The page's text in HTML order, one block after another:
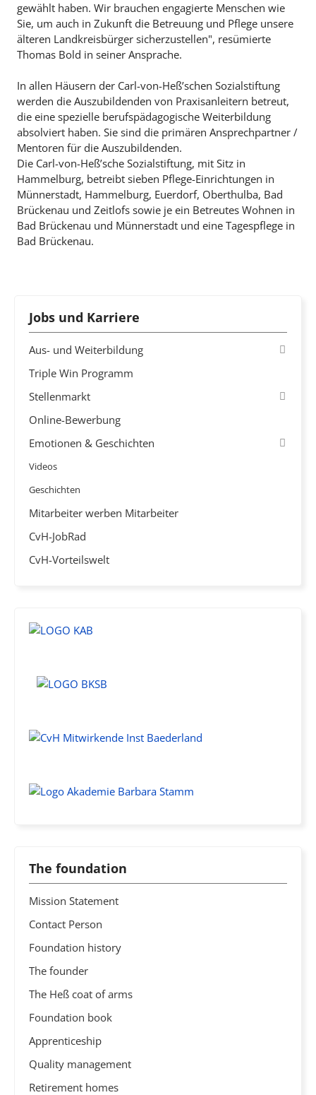
gewählt haben. Wir brauchen engagierte Menschen wie
Sie, um auch in Zukunft die Betreuung und Pflege unsere
älteren Landkreisbürger sicherzustellen", resümierte
Thomas Bold in seiner Ansprache.
In allen Häusern der Carl-von-Heß’schen Sozialstiftung
werden die Auszubildenden von Praxisanleitern betreut,
die eine spezielle berufspädagogische Weiterbildung
absolviert haben. Sie sind die primären Ansprechpartner /
Mentoren für die Auszubildenden.
Die Carl-von-Heß’sche Sozialstiftung, mit Sitz in
Hammelburg, betreibt sieben Pflege-Einrichtungen in
Münnerstadt, Hammelburg, Euerdorf, Oberthulba, Bad
Brückenau und Zeitlofs sowie je ein Betreutes Wohnen in
Bad Brückenau und Münnerstadt und eine Tagespflege in
Bad Brückenau.
Jobs und Karriere
Aus- und Weiterbildung
Triple Win Programm
Stellenmarkt
Online-Bewerbung
Emotionen & Geschichten
Videos
Geschichten
Mitarbeiter werben Mitarbeiter
CvH-JobRad
CvH-Vorteilswelt
The foundation
Mission Statement
Contact Person
Foundation history
The founder
The Heß coat of arms
Foundation book
Apprenticeship
Quality management
Retirement homes